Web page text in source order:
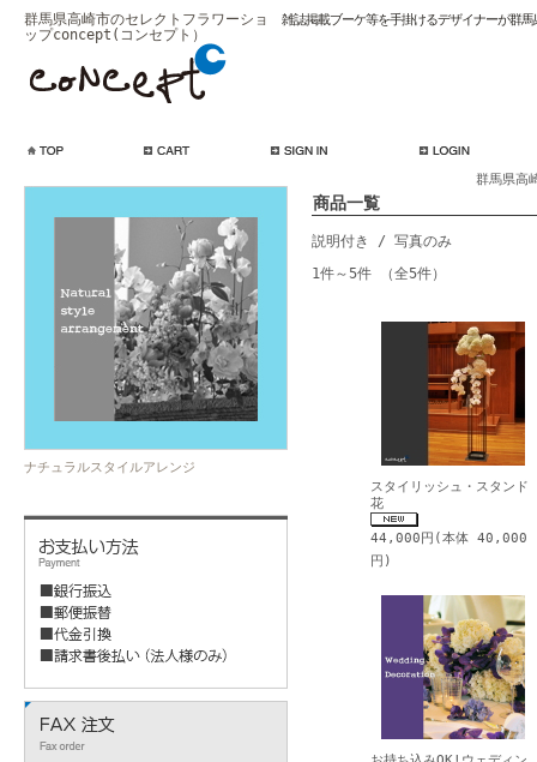
群馬県高崎市のセレクトフラワーショ
ップconcept(コンセプト）
雑誌掲載ブーケ等を手掛けるデザイナーが群
ナチュラルスタイルアレンジ
群馬県高
商品一覧
説明付き
/ 写真のみ
1件～5件 （全5件）
スタイリッシュ・スタンド
花
44,000円(本体 40,000
円)